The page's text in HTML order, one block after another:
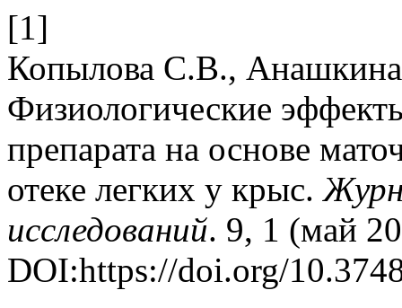
[1]
Копылова C.В.,
Физиологические
препарата на основе
отеке легких у крыс.
исследований. 9, 1 (май
DOI:https://doi.org/